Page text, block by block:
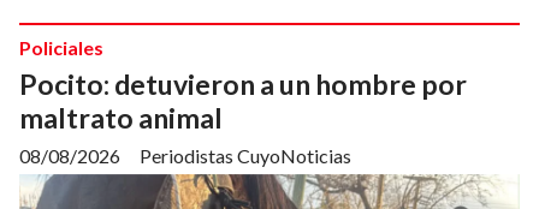
Pocito: detuvieron a un hombre por
maltrato animal
Periodistas CuyoNoticias
Policiales
08/08/2026